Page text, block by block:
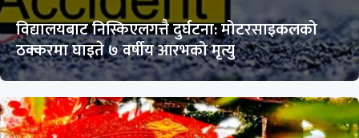
विद्यालयबाट निस्किएलगत्तै दुर्घटना: मोटरसाइकलको
ठक्करमा घाइते ७ वर्षीय आरभको मृत्यु